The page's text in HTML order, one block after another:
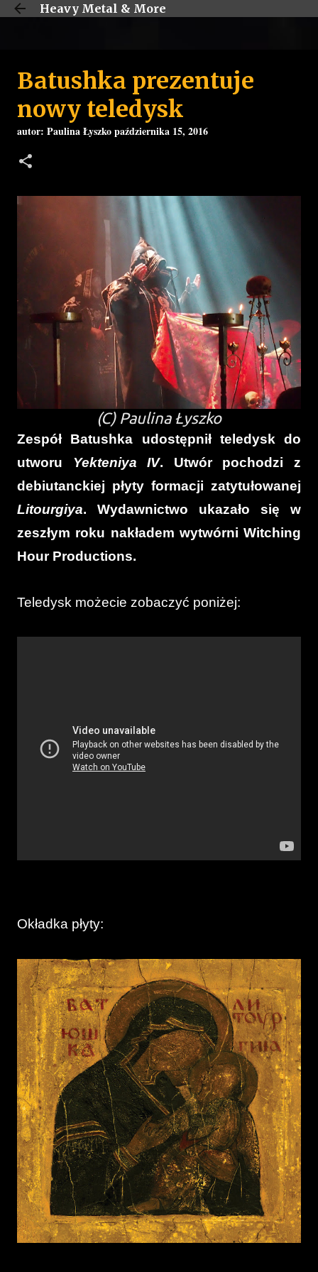
Przejdź do głównej zawartości
Heavy Metal & More
Batushka prezentuje
nowy teledysk
autor: Paulina Łyszkopaździernika 15, 2016
(C) Paulina Łyszko
Zespół Batushka udostępnił teledysk do
utworu Yekteniya IV. Utwór pochodzi z
debiutanckiej płyty formacji zatytułowanej
Litourgiya. Wydawnictwo ukazało się w
zeszłym roku nakładem wytwórni Witching
Hour Productions.
Teledysk możecie zobaczyć poniżej:
Okładka płyty: